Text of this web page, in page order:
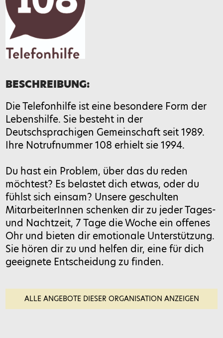
Bitte gib eine Antwort in Ziffern ein:
11 − 7 =
Feld bitte leer lassen
BESCHREIBUNG:
Die Telefonhilfe ist eine besondere Form der
Lebenshilfe. Sie besteht in der
Deutschsprachigen Gemeinschaft seit 1989.
Ihre Notrufnummer 108 erhielt sie 1994.
Du hast ein Problem, über das du reden
möchtest? Es belastet dich etwas, oder du
fühlst sich einsam? Unsere geschulten
MitarbeiterInnen schenken dir zu jeder Tages-
und Nachtzeit, 7 Tage die Woche ein offenes
Ohr und bieten dir emotionale Unterstützung.
Sie hören dir zu und helfen dir, eine für dich
geeignete Entscheidung zu finden.
ALLE ANGEBOTE DIESER ORGANISATION ANZEIGEN